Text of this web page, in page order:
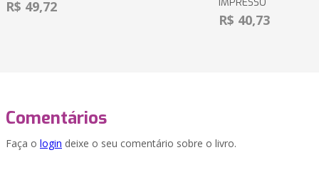
R$ 49,72 IMPRESSO
R$ 40,73
Comentários
Faça o login deixe o seu comentário sobre o livro.